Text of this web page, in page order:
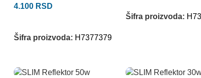
4.100 RSD
Šifra proizvoda: H7377379
Šifra proizvoda: